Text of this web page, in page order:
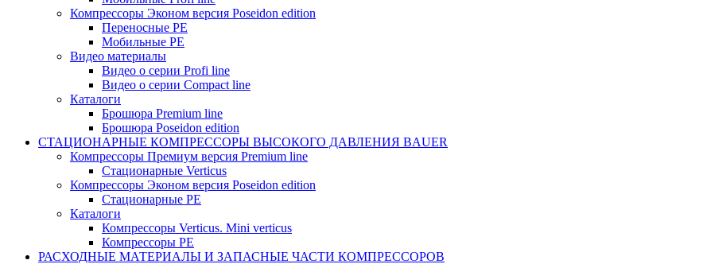
Компрессоры Эконом версия Poseidon edition
Переносные PE
Мобильные PE
Видео материалы
Видео о серии Profi line
Видео о серии Compact line
Каталоги
Брошюра Premium line
Брошюра Poseidon edition
СТАЦИОНАРНЫЕ КОМПРЕССОРЫ ВЫСОКОГО ДАВЛЕНИЯ BAUER
Компрессоры Премиум версия Premium line
Стационарные Verticus
Компрессоры Эконом версия Poseidon edition
Стационарные PE
Каталоги
Компрессоры Verticus. Mini verticus
Компрессоры PE
РАСХОДНЫЕ МАТЕРИАЛЫ И ЗАПАСНЫЕ ЧАСТИ КОМПРЕССОРОВ